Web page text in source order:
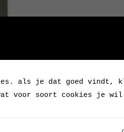
als je dat goed vindt,
voor soort cookies je